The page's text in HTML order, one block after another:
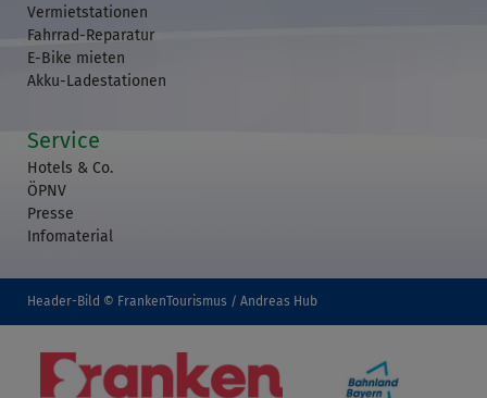
Vermietstationen
Fahrrad-Reparatur
E-Bike mieten
Akku-Ladestationen
Service
Hotels & Co.
ÖPNV
Presse
Infomaterial
Header-Bild © FrankenTourismus / Andreas Hub